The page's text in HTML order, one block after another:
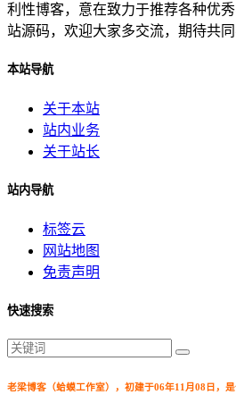
利性博客，意在致力于推荐各种优
站源码，欢迎大家多交流，期待共同
本站导航
关于本站
站内业务
关于站长
站内导航
标签云
网站地图
免责声明
快速搜索
老梁博客（蛤蟆工作室），初建于06年11月08日，